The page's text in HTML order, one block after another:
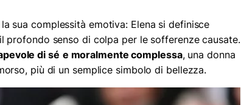
sua complessità emotiva: Elena si definisce
profondo senso di colpa per le sofferenze causate.
di sé e moralmente complessa, una donna
più di un semplice simbolo di bellezza.